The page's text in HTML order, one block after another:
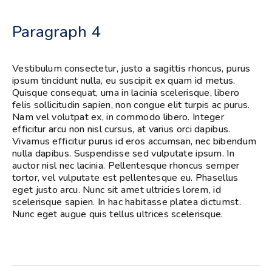
Paragraph 4
Vestibulum consectetur, justo a sagittis rhoncus, purus
ipsum tincidunt nulla, eu suscipit ex quam id metus.
Quisque consequat, urna in lacinia scelerisque, libero
felis sollicitudin sapien, non congue elit turpis ac purus.
Nam vel volutpat ex, in commodo libero. Integer
efficitur arcu non nisl cursus, at varius orci dapibus.
Vivamus efficitur purus id eros accumsan, nec bibendum
nulla dapibus. Suspendisse sed vulputate ipsum. In
auctor nisl nec lacinia. Pellentesque rhoncus semper
tortor, vel vulputate est pellentesque eu. Phasellus
eget justo arcu. Nunc sit amet ultricies lorem, id
scelerisque sapien. In hac habitasse platea dictumst.
Nunc eget augue quis tellus ultrices scelerisque.